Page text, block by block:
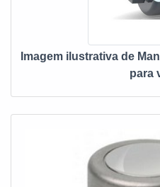
Imagem ilustrativa de
para